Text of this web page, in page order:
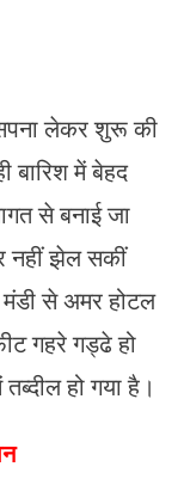
सपना लेकर शुरू की
बारिश में बेहद
से बनाई जा
नहीं झेल सकीं
से अमर होटल
गहरे गड्ढे हो
हो गया है।